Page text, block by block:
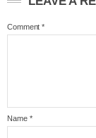
Comment *
Name *